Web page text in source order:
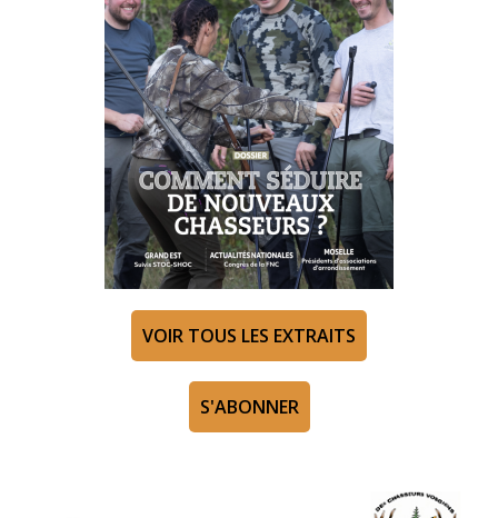
VOIR TOUS LES EXTRAITS
S'ABONNER